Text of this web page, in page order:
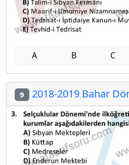
A B C
9 2018-2019 Bahar